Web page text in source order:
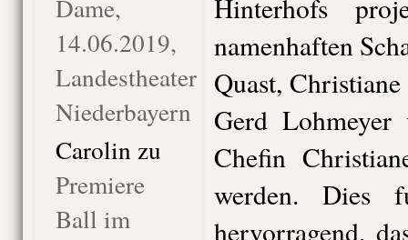
Dame,
14.06.2019,
Landestheater
Niederbayern
Carolin zu
Premiere
Ball im
Hinterhofs
namenhaften
Quast,
Gerd Lohmeyer
Chefin
werden. Dies
hervorragend,